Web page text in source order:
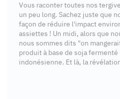
Vous raconter toutes nos
un peu long. Sachez juste que
façon de réduire l'impact
assiettes ! Un midi, alors que
nous sommes dits "on
produit à base de soja
indonésienne. Et là, la